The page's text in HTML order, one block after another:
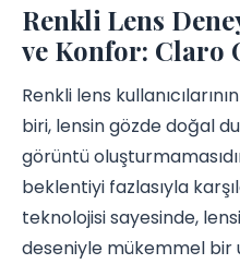
Renkli Lens
ve Konfor: Claro
Renkli lens
biri, lensin gözde doğal
görüntü
beklentiyi fazlasıyla
teknolojisi sayesinde,
deseniyle mükemmel bir